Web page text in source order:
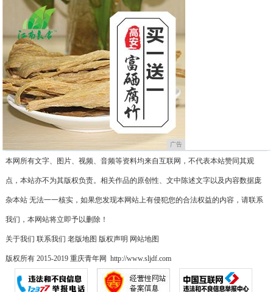
广告
本网所有文字、图片、视频、音频等资料均来自互联网，不代表本站赞同其观
点，本站亦不为其版权负责。相关作品的原创性、文中陈述文字以及内容数据庞
杂本站 无法一一核实，如果您发现本网站上有侵犯您的合法权益的内容，请联系
我们，本网站将立即予以删除！
关于我们 联系我们 老版地图 版权声明 网站地图
版权所有 2015-2019 重庆青年网 http://www.sljdf.com